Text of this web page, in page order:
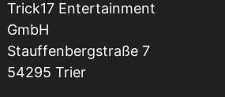
Trick17 Entertainment
GmbH
Stauffenbergstraße 7
54295 Trier